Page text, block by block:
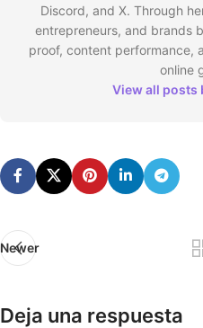
Discord, and X. Through
entrepreneurs, and brands
proof, content performance,
online
View all posts
Newer
Deja una respuesta